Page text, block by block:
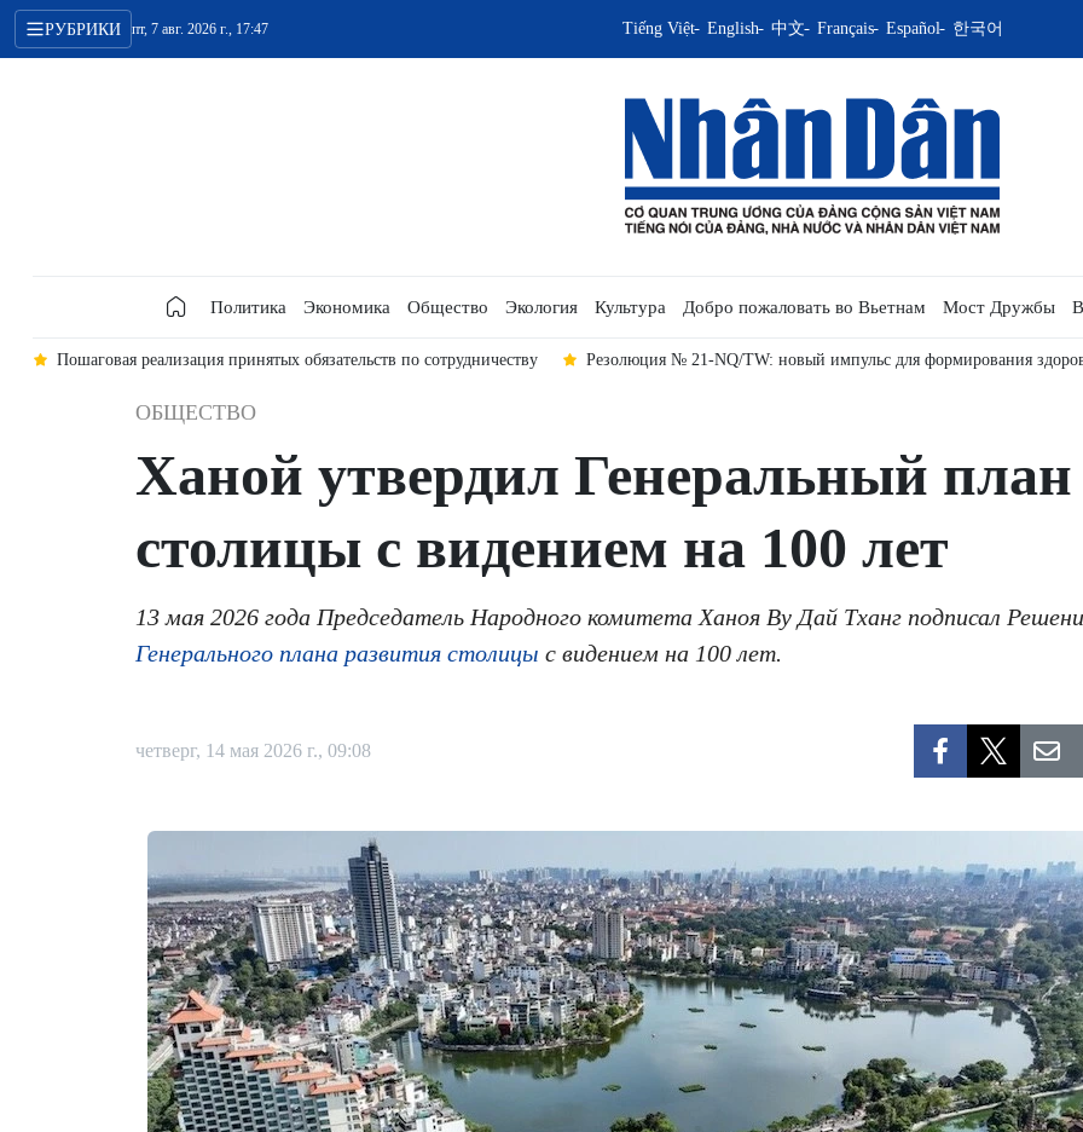
РУБРИКИ пт, 7 авг. 2026 г., 17:47 Tiếng Việt English 中文 Français Español 한국어
Политика Экономика Общество Экология Культура Добро пожаловать во Вьетнам Мост Дружбы
Пошаговая реализация принятых обязательств по сотрудничеству Резолюция № 21-NQ/TW: новый импульс для формирования
ОБЩЕСТВО
Ханой утвердил Генеральный план
столицы с видением на 100 лет
13 мая 2026 года Председатель Народного комитета Ханоя Ву Дай Тханг подписал
Генерального плана развития столицы с видением на 100 лет.
четверг, 14 мая 2026 г., 09:08